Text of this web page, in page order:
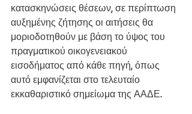
κατασκηνώσεις θέσεων, σε περίπτωση
αυξημένης ζήτησης οι αιτήσεις θα
μοριοδοτηθούν με βάση το ύψος του
πραγματικού οικογενειακού
εισοδήματος από κάθε πηγή, όπως
αυτό εμφανίζεται στο τελευταίο
εκκαθαριστικό σημείωμα της ΑΑΔΕ.